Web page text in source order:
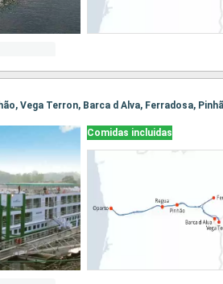
Vega Terron, Barca d Alva, Ferradosa,
Comidas incluidas